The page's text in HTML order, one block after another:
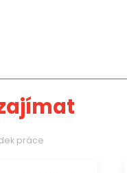
práce